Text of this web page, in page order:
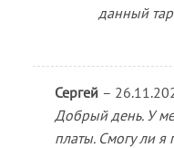
данный
Сергей –
Добрый день. У
платы. Смогу ли я